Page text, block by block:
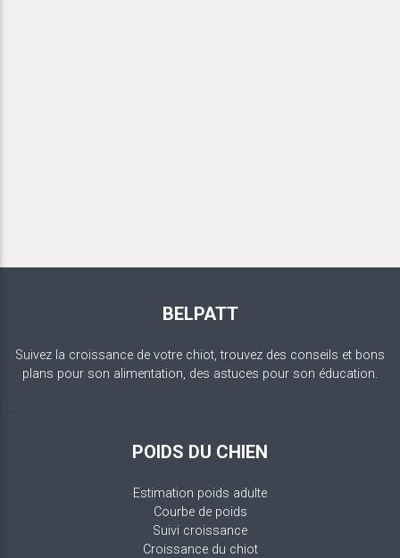
BELPATT
Suivez la croissance de votre chiot, trouvez des conseils et bons
plans pour son alimentation, des astuces pour son éducation.
POIDS DU CHIEN
Estimation poids adulte
Courbe de poids
Suivi croissance
Croissance du chiot